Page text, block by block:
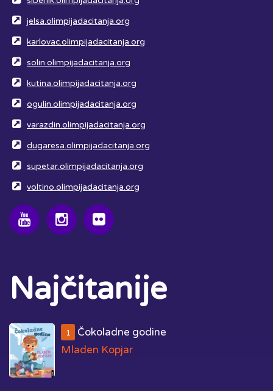
jelsa.olimpijadacitanja.org
karlovac.olimpijadacitanja.org
solin.olimpijadacitanja.org
kutina.olimpijadacitanja.org
ogulin.olimpijadacitanja.org
varazdin.olimpijadacitanja.org
dugaresa.olimpijadacitanja.org
supetar.olimpijadacitanja.org
voltino.olimpijadacitanja.org
Najčitanije
1
Čokoladne godine
Mladen Kopjar